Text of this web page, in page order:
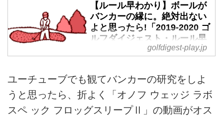
【ルール早わかり】ボールが
バンカーの縁に。絶対出ない
よと思ったら!「2019-2020 ゴ
ルフダイジェスト・ルール早
わかり集」 - ゴルフへ行こう
2019年より適用された新ルー
ル。「2019-2020 GOLFDIGEST
ゴルフルール早わかり集」より、
ぜひ知っておきたい改訂ポイント
golfdigest-play.jp
ユーチューブでも観てバンカーの研究をしよ
うと思ったら、折よく「オノフ ウェッジ ラボ
スペ ック フロッグスリープⅡ」の動画がオス